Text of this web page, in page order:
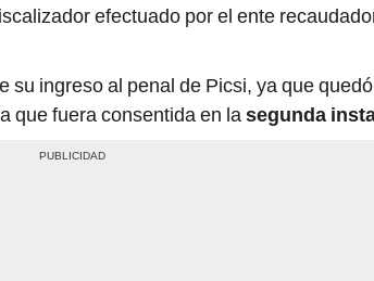
efectuado por el ente
su ingreso al penal de Picsi, ya que quedó
que fuera consentida en lasegunda